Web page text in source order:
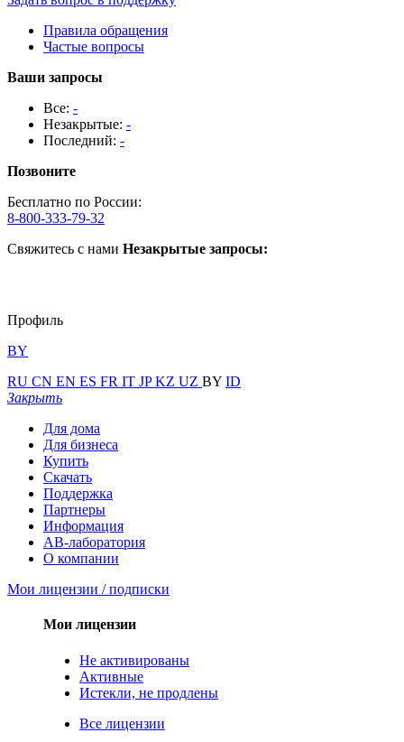
Правила обращения
Частые вопросы
Ваши запросы
Все: -
Незакрытые: -
Последний: -
Позвоните
Бесплатно по России:
8-800-333-79-32
Свяжитесь с нами Незакрытые запросы:
Профиль
BY
RU CN EN ES FR IT JPKZ UZ BY ID
Закрыть
Для дома
Для бизнеса
Купить
Скачать
Поддержка
Партнеры
Информация
АВ-лаборатория
О компании
Мои лицензии / подписки
Мои лицензии
Не активированы
Активные
Истекли, не продлены
Все лицензии